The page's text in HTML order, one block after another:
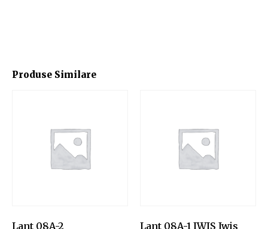
Produse Similare
Lant 08A-2 Lant 08A-1 IWIS Jwis